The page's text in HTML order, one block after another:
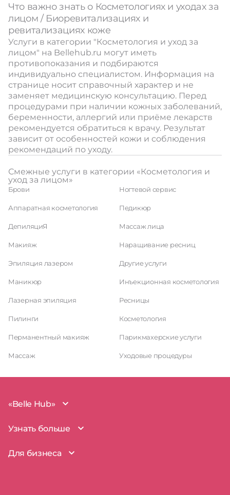
Что важно знать о Косметологиях и уходах за
лицом / Биоревитализациях и
ревитализациях коже
Услуги в категории "Косметология и уход за
лицом" на Bellehub.ru могут иметь
противопоказания и подбираются
индивидуально специалистом. Информация на
странице носит справочный характер и не
заменяет медицинскую консультацию. Перед
процедурами при наличии кожных заболеваний,
беременности, аллергий или приёме лекарств
рекомендуется обратиться к врачу. Результат
зависит от особенностей кожи и соблюдения
рекомендаций по уходу.
Смежные услуги в категории «Косметология и
уход за лицом»
Брови
Аппаратная косметология
ДепиляциЯ
Макияж
Эпиляция лазером
Маникюр
Лазерная эпиляция
Пилинги
Перманентный макияж
Массаж
Ногтевой сервис
Педикюр
Массаж лица
Наращивание ресниц
Другие услуги
Инъекционная косметология
Ресницы
Косметология
Парикмахерские услуги
Уходовые процедуры
«Belle Hub»
О проекте
Наша команда
Узнать больше
BelleHub для вас
Для бизнеса